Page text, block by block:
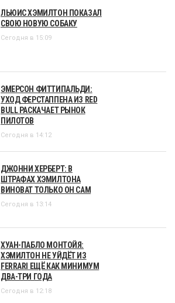
ЛЬЮИС ХЭМИЛТОН ПОКАЗАЛ
СВОЮ НОВУЮ СОБАКУ
Сегодня в 15:09
ЭМЕРСОН ФИТТИПАЛЬДИ:
УХОД ФЕРСТАППЕНА ИЗ RED
BULL РАСКАЧАЕТ РЫНОК
ПИЛОТОВ
Сегодня в 14:12
ДЖОННИ ХЕРБЕРТ: В
ШТРАФАХ ХЭМИЛТОНА
ВИНОВАТ ТОЛЬКО ОН САМ
Сегодня в 13:14
ХУАН-ПАБЛО МОНТОЙЯ:
ХЭМИЛТОН НЕ УЙДЁТ ИЗ
FERRARI ЕЩЁ КАК МИНИМУМ
ДВА-ТРИ ГОДА
Сегодня в 12:18